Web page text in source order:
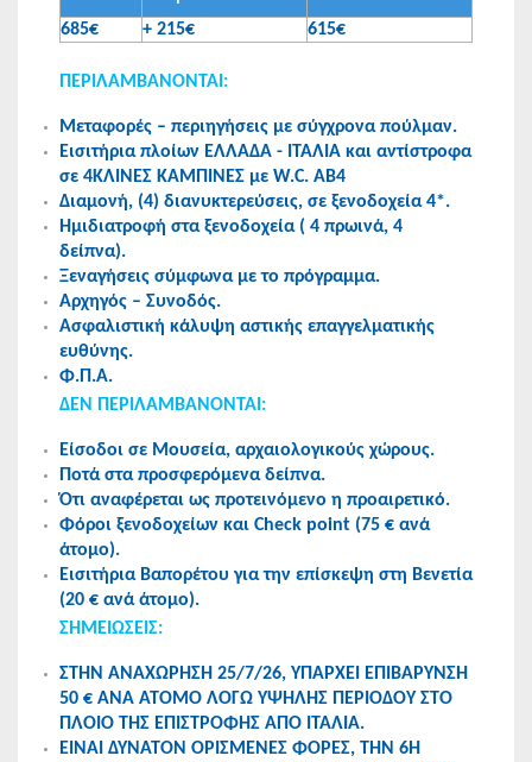
685€
+ 215€ 615€
ΠΕΡΙΛΑΜΒΑΝΟΝΤΑΙ:
Μεταφορές – περιηγήσεις με σύγχρονα πούλμαν.
Εισιτήρια πλοίων ΕΛΛΑΔΑ - ΙΤΑΛΙΑ και αντίστροφα
σε 4ΚΛΙΝΕΣ ΚΑΜΠΙΝΕΣ με W.C. AB4
Διαμονή, (4) διανυκτερεύσεις, σε ξενοδοχεία 4*.
Ημιδιατροφή στα ξενοδοχεία ( 4 πρωινά, 4
δείπνα).
Ξεναγήσεις σύμφωνα με το πρόγραμμα.
Αρχηγός – Συνοδός.
Ασφαλιστική κάλυψη αστικής επαγγελματικής
ευθύνης.
Φ.Π.Α.
ΔΕΝ ΠΕΡΙΛΑΜΒΑΝΟΝΤΑΙ:
Είσοδοι σε Μουσεία, αρχαιολογικούς χώρους.
Ποτά στα προσφερόμενα δείπνα.
Ότι αναφέρεται ως προτεινόμενο η προαιρετικό.
Φόροι ξενοδοχείων και Check point (75 € ανά
άτομο).
Εισιτήρια Βαπορέτου για την επίσκεψη στη Βενετία
(20 € ανά άτομο).
ΣΗΜΕΙΩΣΕΙΣ:
ΣΤΗΝ ΑΝΑΧΩΡΗΣΗ 25/7/26, ΥΠΑΡΧΕΙ ΕΠΙΒΑΡΥΝΣΗ
50 € ΑΝΑ ΑΤΟΜΟ ΛΟΓΩ ΥΨΗΛΗΣ ΠΕΡΙΟΔΟΥ ΣΤΟ
ΠΛΟΙΟ ΤΗΣ ΕΠΙΣΤΡΟΦΗΣ ΑΠΟ ΙΤΑΛΙΑ.
ΕΙΝΑΙ ΔΥΝΑΤΟΝ ΟΡΙΣΜΕΝΕΣ ΦΟΡΕΣ, ΤΗΝ 6Η